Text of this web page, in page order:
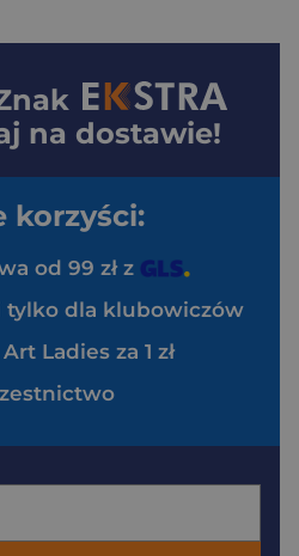
na dostawie!
korzyści:
od 99 zł z
tylko dla klubowiczów
Ladies za 1 zł